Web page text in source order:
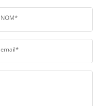
NOM*
email*